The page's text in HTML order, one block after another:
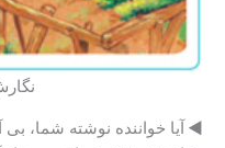
◄ آیا خواننده نوشته شما، بی